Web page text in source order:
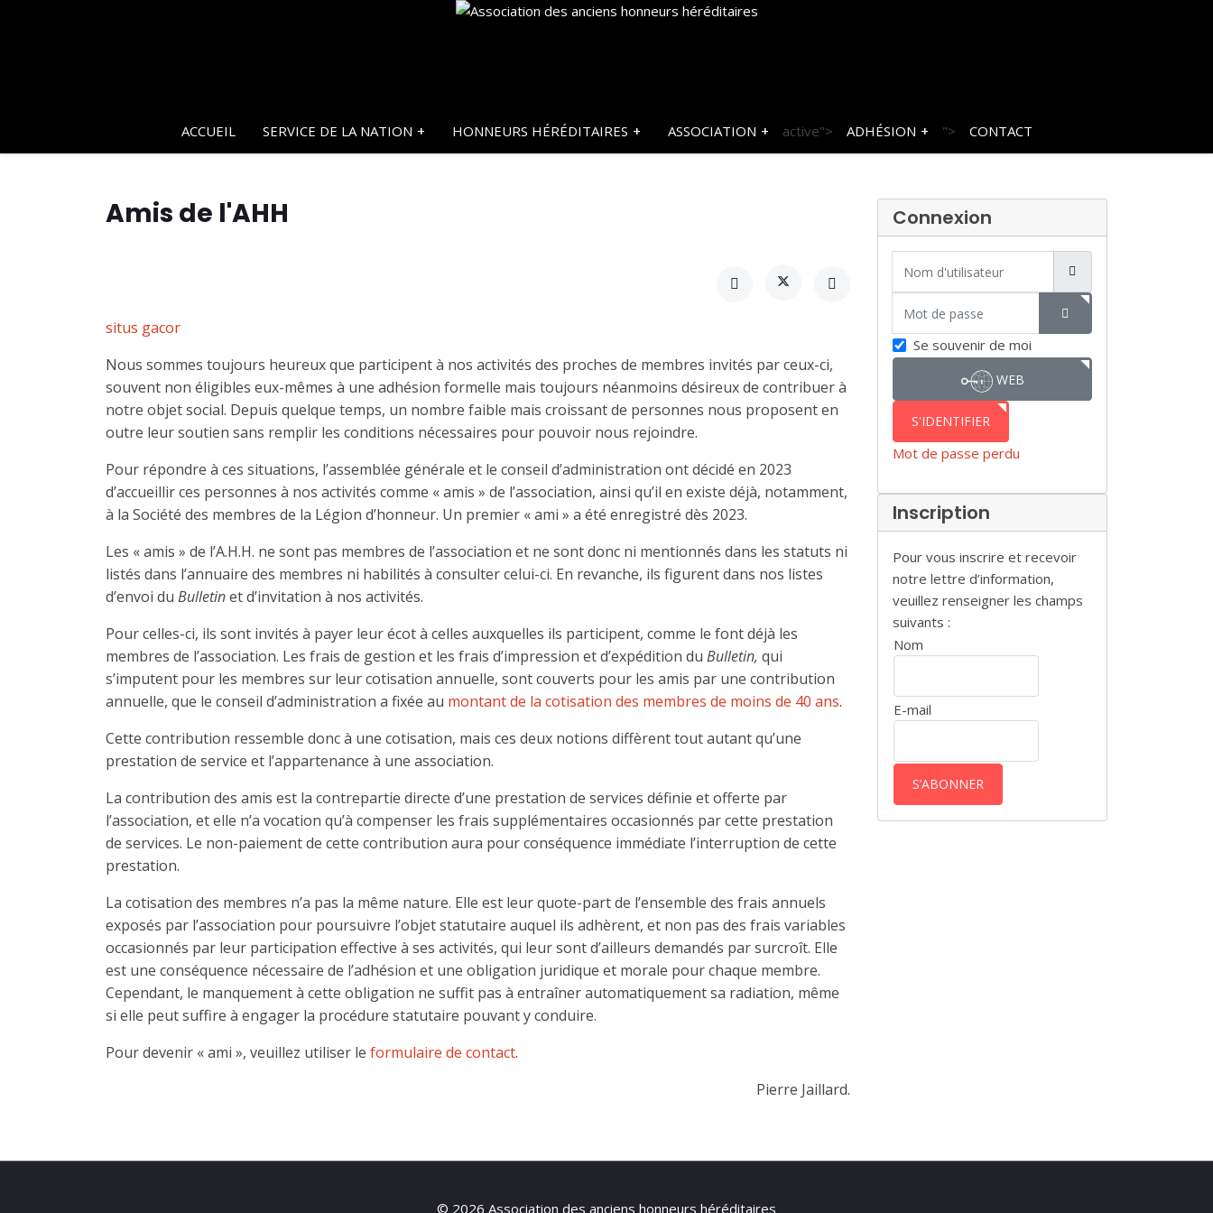
ACCUEIL SERVICE DE LA NATION HONNEURS HÉRÉDITAIRES ASSOCIATION active"> ADHÉSION "> CONTACT
Amis de l'AHH
situs gacor
Nous sommes toujours heureux que participent à nos activités des proches de membres invités par ceux-ci,
souvent non éligibles eux-mêmes à une adhésion formelle mais toujours néanmoins désireux de contribuer à
notre objet social. Depuis quelque temps, un nombre faible mais croissant de personnes nous proposent en
outre leur soutien sans remplir les conditions nécessaires pour pouvoir nous rejoindre.
Pour répondre à ces situations, l’assemblée générale et le conseil d’administration ont décidé en 2023
d’accueillir ces personnes à nos activités comme « amis » de l’association, ainsi qu’il en existe déjà, notamment,
à la Société des membres de la Légion d’honneur. Un premier « ami » a été enregistré dès 2023.
Les « amis » de l’A.H.H. ne sont pas membres de l’association et ne sont donc ni mentionnés dans les statuts ni
listés dans l’annuaire des membres ni habilités à consulter celui-ci. En revanche, ils figurent dans nos listes
d’envoi du Bulletinet d’invitation à nos activités.
Pour celles-ci, ils sont invités à payer leur écot à celles auxquelles ils participent, comme le font déjà les
membres de l’association. Les frais de gestion et les frais d’impression et d’expédition du Bulletin, qui
s’imputent pour les membres sur leur cotisation annuelle, sont couverts pour les amis par une contribution
annuelle, que le conseil d’administration a fixée au montant de la cotisation des membres de moins de 40 ans.
Cette contribution ressemble donc à une cotisation, mais ces deux notions diffèrent tout autant qu’une
prestation de service et l’appartenance à une association.
La contribution des amis est la contrepartie directe d’une prestation de services définie et offerte par
l’association, et elle n’a vocation qu’à compenser les frais supplémentaires occasionnés par cette prestation
de services. Le non-paiement de cette contribution aura pour conséquence immédiate l’interruption de cette
prestation.
La cotisation des membres n’a pas la même nature. Elle est leur quote-part de l’ensemble des frais annuels
exposés par l’association pour poursuivre l’objet statutaire auquel ils adhèrent, et non pas des frais variables
occasionnés par leur participation effective à ses activités, qui leur sont d’ailleurs demandés par surcroît. Elle
est une conséquence nécessaire de l’adhésion et une obligation juridique et morale pour chaque membre.
Cependant, le manquement à cette obligation ne suffit pas à entraîner automatiquement sa radiation, même
si elle peut suffire à engager la procédure statutaire pouvant y conduire.
Pour devenir « ami », veuillez utiliser le formulaire de contact.
Pierre Jaillard.
Connexion
SHOW PASSWORD
Se souvenir de moi
WEB
AUTHENTICATION
S'IDENTIFIER
Mot de passe perdu
Inscription
Pour vous inscrire et recevoir
notre lettre d’information,
veuillez renseigner les champs
suivants :
Nom
E-mail
© 2026 Association des anciens honneurs héréditaires